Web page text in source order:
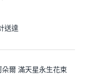
送達
朵爾 滿天星永生花束